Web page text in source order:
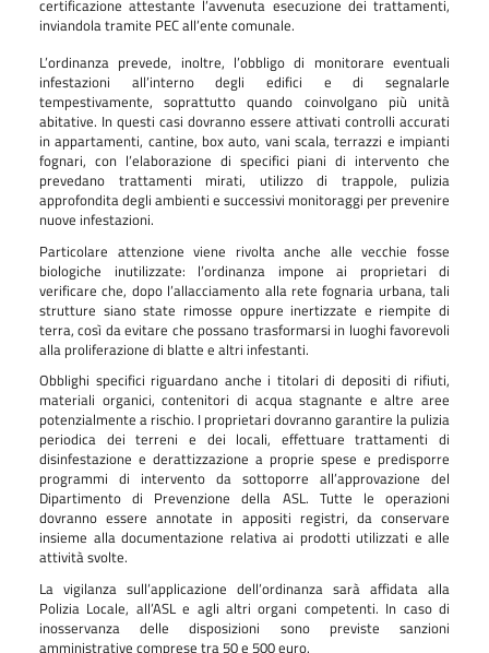
certificazione attestante l’avvenuta esecuzione dei trattamenti,
inviandola tramite PEC all’ente comunale.
L’ordinanza prevede, inoltre, l’obbligo di monitorare eventuali
infestazioni all’interno degli edifici e di segnalarle
tempestivamente, soprattutto quando coinvolgano più unità
abitative. In questi casi dovranno essere attivati controlli accurati
in appartamenti, cantine, box auto, vani scala, terrazzi e impianti
fognari, con l’elaborazione di specifici piani di intervento che
prevedano trattamenti mirati, utilizzo di trappole, pulizia
approfondita degli ambienti e successivi monitoraggi per prevenire
nuove infestazioni.
Particolare attenzione viene rivolta anche alle vecchie fosse
biologiche inutilizzate: l’ordinanza impone ai proprietari di
verificare che, dopo l’allacciamento alla rete fognaria urbana, tali
strutture siano state rimosse oppure inertizzate e riempite di
terra, così da evitare che possano trasformarsi in luoghi favorevoli
alla proliferazione di blatte e altri infestanti.
Obblighi specifici riguardano anche i titolari di depositi di rifiuti,
materiali organici, contenitori di acqua stagnante e altre aree
potenzialmente a rischio. I proprietari dovranno garantire la pulizia
periodica dei terreni e dei locali, effettuare trattamenti di
disinfestazione e derattizzazione a proprie spese e predisporre
programmi di intervento da sottoporre all’approvazione del
Dipartimento di Prevenzione della ASL. Tutte le operazioni
dovranno essere annotate in appositi registri, da conservare
insieme alla documentazione relativa ai prodotti utilizzati e alle
attività svolte.
La vigilanza sull’applicazione dell’ordinanza sarà affidata alla
Polizia Locale, all’ASL e agli altri organi competenti. In caso di
inosservanza delle disposizioni sono previste sanzioni
amministrative comprese tra 50 e 500 euro.